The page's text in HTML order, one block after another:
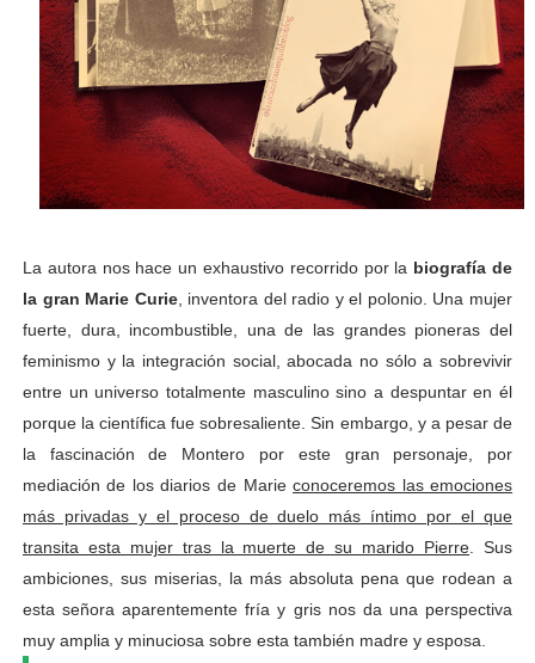
La autora nos hace un exhaustivo recorrido por la biografía de
la gran Marie Curie, inventora del radio y el polonio. Una mujer
fuerte, dura, incombustible, una de las grandes pioneras del
feminismo y la integración social, abocada no sólo a sobrevivir
entre un universo totalmente masculino sino a despuntar en él
porque la científica fue sobresaliente. Sin embargo, y a pesar de
la fascinación de Montero por este gran personaje, por
mediación de los diarios de Marieconoceremos las emociones
más privadas y el proceso de duelo más íntimo por el que
transita esta mujer tras la muerte de su marido Pierre . Sus
ambiciones, sus miserias, la más absoluta pena que rodean a
esta señora aparentemente fría y gris nos da una perspectiva
muy amplia y minuciosa sobre esta también madre y esposa.